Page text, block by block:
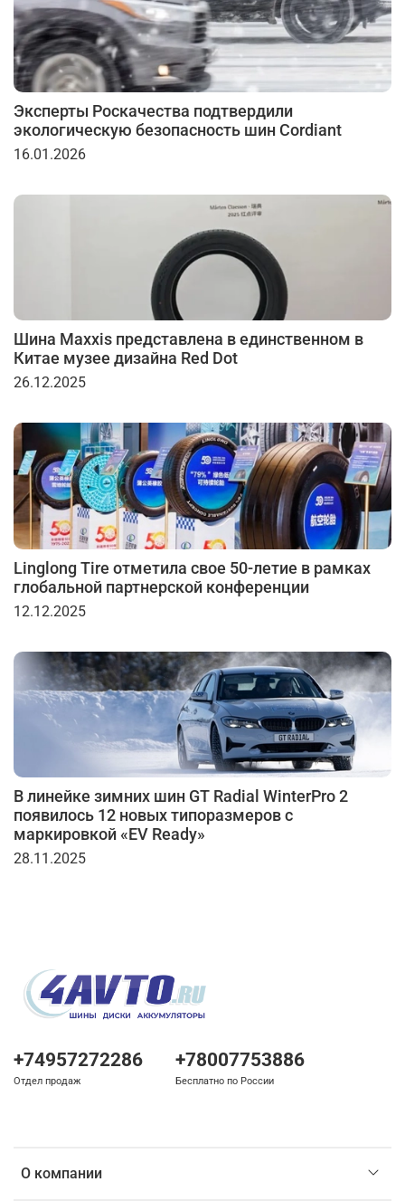
Эксперты Роскачества подтвердили
экологическую безопасность шин Cordiant
16.01.2026
Шина Maxxis представлена в единственном в
Китае музее дизайна Red Dot
26.12.2025
Linglong Tire отметила свое 50-летие в рамках
глобальной партнерской конференции
12.12.2025
В линейке зимних шин GT Radial WinterPro 2
появилось 12 новых типоразмеров с
маркировкой «EV Ready»
28.11.2025
О компании
+74957272286
Отдел продаж
+78007753886
Бесплатно по России